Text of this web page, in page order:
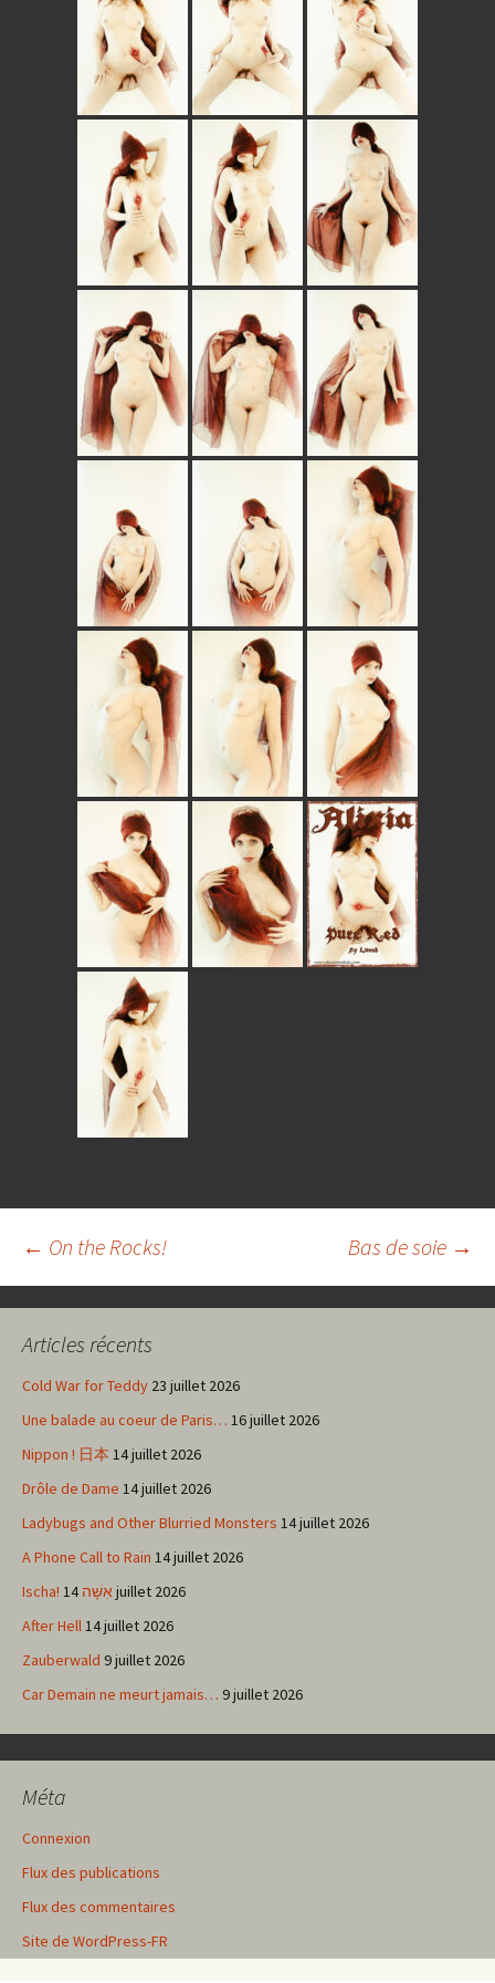
Navigation
des
articles
← On the Rocks! Bas de soie →
Articles récents
Cold War for Teddy 23 juillet 2026
Une balade au coeur de Paris… 16 juillet 2026
Nippon ! 日本 14 juillet 2026
Drôle de Dame 14 juillet 2026
Ladybugs and Other Blurried Monsters 14 juillet 2026
A Phone Call to Rain 14 juillet 2026
Ischa! אִשָּׁה14 juillet 2026
After Hell14 juillet 2026
Zauberwald 9 juillet 2026
Car Demain ne meurt jamais… 9 juillet 2026
Méta
Connexion
Flux des publications
Flux des commentaires
Site de WordPress-FR